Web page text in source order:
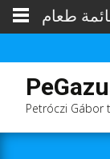
Petróczi Gábor
طعام